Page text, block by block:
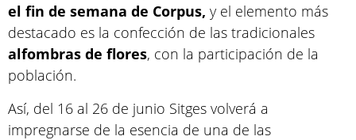
el fin de semana de Corpus, y el elemento más
destacado es la confección de las tradicionales
alfombras de flores, con la participación de la
población.
Así, del 16 al 26 de junio Sitges volverá a
impregnarse de la esencia de una de las